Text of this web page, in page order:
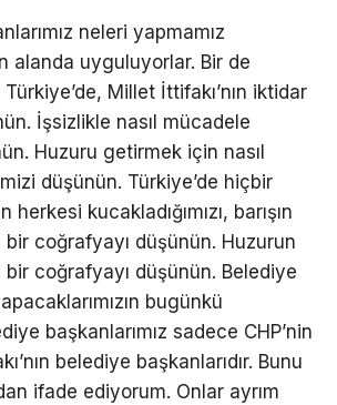
neleri yapmamız
alanda uyguluyorlar. Bir de
Millet İttifakı’nın iktidar
İşsizlikle nasıl mücadele
Huzuru getirmek için nasıl
düşünün. Türkiye’de hiçbir
herkesi kucakladığımızı, barışın
coğrafyayı düşünün. Huzurun
coğrafyayı düşünün. Belediye
bugünkü
başkanlarımız sadece CHP’nin
belediye başkanlarıdır. Bunu
ifade ediyorum. Onlar ayrım